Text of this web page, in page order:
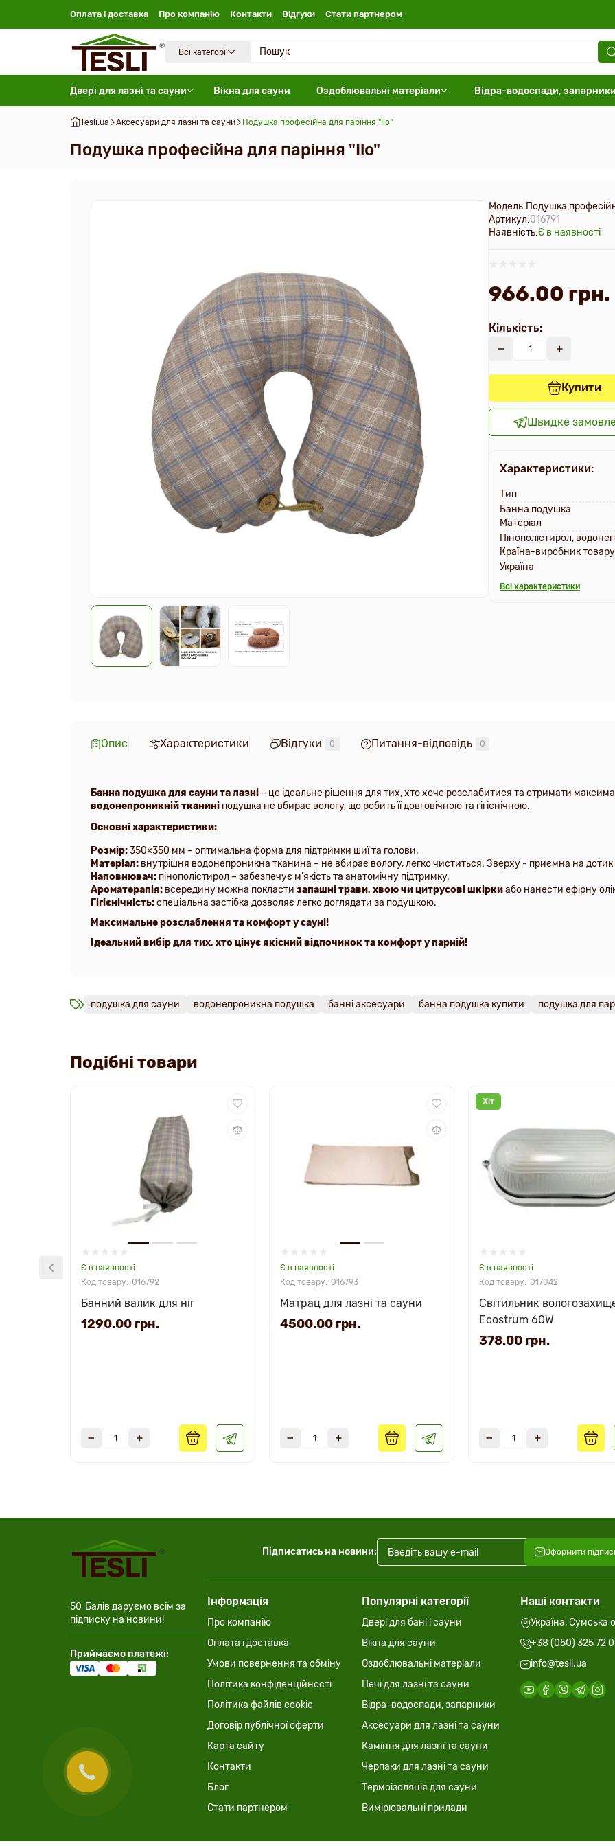
Оплата і доставка Про компанію Контакти Відгуки Стати партнером
Всі категорії
Двері для лазні та сауни Вікна для сауни Оздоблювальні матеріали Відра-водоспади,
Tesli.ua Аксесуари для лазні та сауни Подушка професійна для паріння "Ilo"
Подушка професійна для паріння "Ilo"
Модель:Подушка
Артикул:016791
Наявність:Є в наявності
966.00
Кількість:
Купити
Швидке
Характеристики:
Тип
Банна подушка
Матеріал
Пінополістирол,
Країна-виробник товару
Україна
Всі характеристики
Опис Характеристики Відгуки 0 Питання-відповідь 0
Банна подушка для сауни та лазні – це ідеальне рішення для тих, хто хоче розслабитися та отримати
водонепроникній тканині подушка не вбирає вологу, що робить її довговічною та гігієнічною.
Основні характеристики:
Розмір:350×350 мм – оптимальна форма для підтримки шиї та голови.
Матеріал: внутрішня водонепроникна тканина – не вбирає вологу, легко чиститься. Зверху - приємна на дотик
Наповнювач: пінополістирол – забезпечує м’якість та анатомічну підтримку.
Ароматерапія: всередину можна покласти запашні трави, хвою чи цитрусові шкіркиабо нанести ефірну
Гігієнічність:спеціальна застібка дозволяє легко доглядати за подушкою.
Максимальне розслаблення та комфорт у сауні!
Ідеальний вибір для тих, хто цінує якісний відпочинок та комфорт у парній!
подушка для сауни водонепроникна подушка банні аксесуари банна подушка купити подушка для
Подібні товари
Є в наявності
016792
Банний валик для ніг
1290.00 грн.
Є в наявності
016793
Матрац для лазні та сауни
4500.00 грн.
Хіт
Є в наявності
017042
Світильник
Ecostrum 60W
378.00 грн.
50 Балів даруємо всім за
підписку на новини!
Приймаємо платежі:
Підписатись на новини: Оформити
Інформація
Про компанію
Оплата і доставка
Умови повернення та обміну
Політика конфіденційності
Політика файлів cookie
Договір публічної оферти
Карта сайту
Контакти
Блог
Стати партнером
Популярні категорії
Двері для бані і сауни
Вікна для сауни
Оздоблювальні матеріали
Печі для лазні та сауни
Відра-водоспади, запарники
Аксесуари для лазні та сауни
Каміння для лазні та сауни
Черпаки для лазні та сауни
Термоізоляція для сауни
Вимірювальні прилади
Наші контакти
Україна, Сумська
+38 (050) 325 72
info@tesli.ua